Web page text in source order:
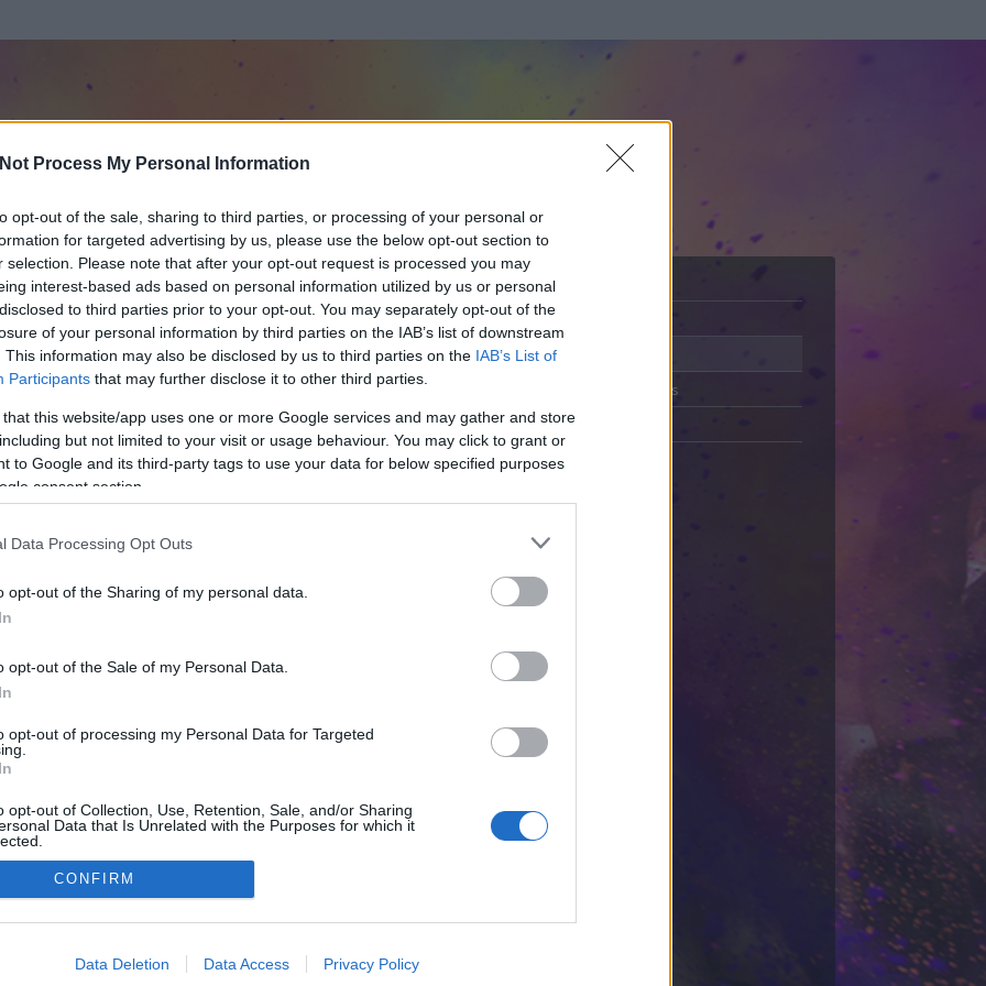
Process My Personal Information
opt-out of the sale, sharing to third parties, or processing of your personal or
for targeted advertising by us, please use the below opt-out section to
selection. Please note that after your opt-out request is processed you may
interest-based ads based on personal information utilized by us or personal
to third parties prior to your opt-out. You may separately opt-out of the
of your personal information by third parties on the IAB’s list of downstream
This information may also be disclosed by us to third parties on the IAB’s List of
Participants that may further disclose it to other third parties.
that this website/app uses one or more Google services and may gather and store
but not limited to your visit or usage behaviour. You may click to grant or
to Google and its third-party tags to use your data for below specified purposes
consent section.
Data Processing Opt Outs
opt-out of the Sharing of my personal data.
opt-out of the Sale of my Personal Data.
opt-out of processing my Personal Data for Targeted
opt-out of Collection, Use, Retention, Sale, and/or Sharing
Data that Is Unrelated with the Purposes for which it
allow Google to enable storage related to advertising like cookies on
CONFIRM
Data Deletion Data Access Privacy Policy
óta tag.
Tag Vendég
Holnap este kikerül az új videó. Nem hiszem el, hogy már
ra is az egész. A videó hossza majdnem 14 és fél perc.20:07:
Későn értem haza, csak most…..
20:13:53
Üzenetküldés
adatvédelmi tájékoztató
segítség
impresszum médiaajánlat süti beállítások módosítása